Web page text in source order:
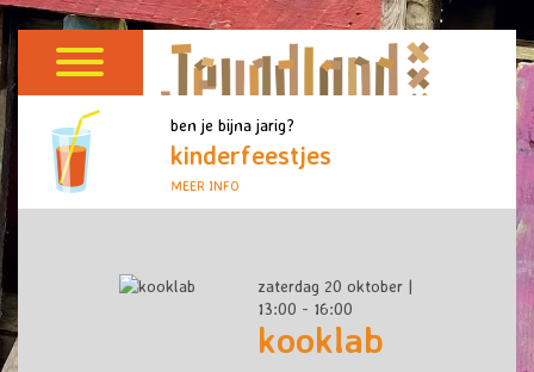
ben je bijna jarig?
kinderfeestjes
MEER INFO
zaterdag 20 oktober |
13:00 - 16:00
kooklab